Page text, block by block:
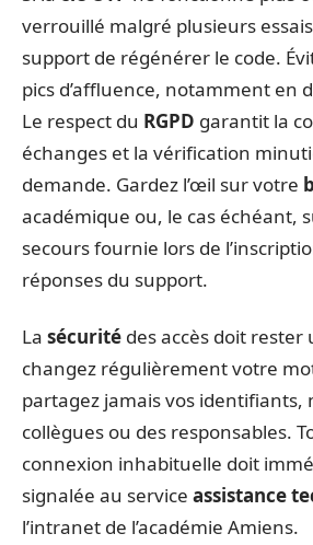
verrouillé malgré plusieurs
support de régénérer le code.
pics d’affluence, notamment en
Le respect du RGPD garantit la
échanges et la vérification
demande. Gardez l’œil sur votre
académique ou, le cas échéant,
secours fournie lors de
réponses du support.
La sécurité des accès doit rester
changez régulièrement votre
partagez jamais vos identifiants,
collègues ou des responsables.
connexion inhabituelle doit
signalée au service assistance
l’intranet de l’académie Amiens.